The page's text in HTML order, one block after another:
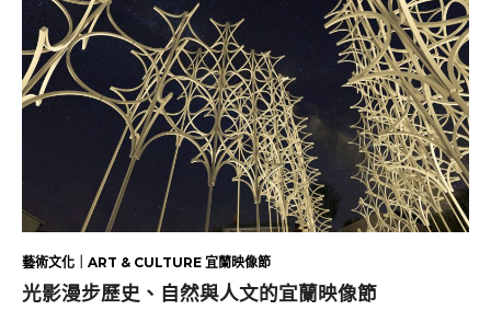
藝術文化｜ART & CULTURE 宜蘭映像節
光影漫步歷史、自然與人文的宜蘭映像節